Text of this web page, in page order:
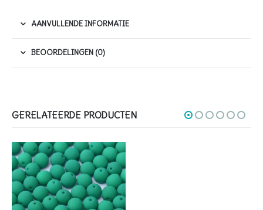
AANVULLENDE INFORMATIE
BEOORDELINGEN (0)
GERELATEERDE PRODUCTEN